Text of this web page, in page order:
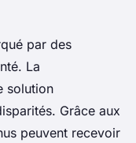
par des
La
solution
Grâce aux
peuvent recevoir